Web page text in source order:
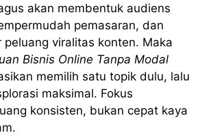
akan membentuk audiens
pemasaran, dan
peluang viralitas konten. Maka
Bisnis Online Tanpa Modal
memilih satu topik dulu, lalu
maksimal. Fokus
konsisten, bukan cepat kaya